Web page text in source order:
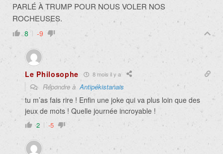
PARLÉ À TRUMP POUR NOUS VOLER NOS
ROCHEUSES.
8 -9
Le Philosophe 8 mois il y a
Répondre àAntipékistanais
tu m’as fais rire ! Enfin une joke qui va plus loin que des
jeux de mots ! Quelle journée incroyable !
2 -5